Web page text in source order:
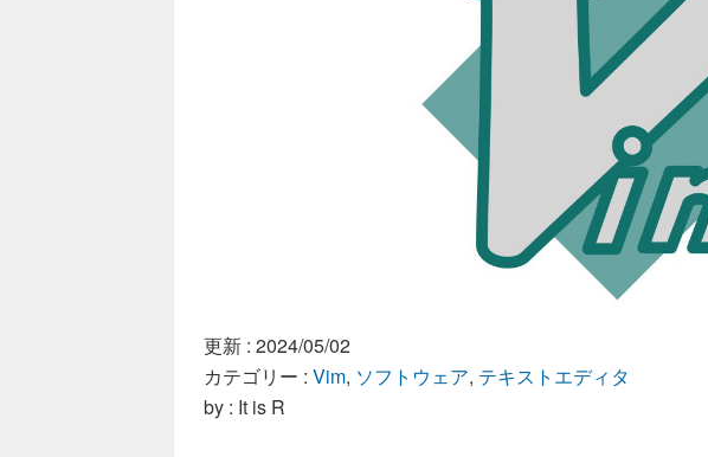
更新 : 2024/05/02
カテゴリー : Vim, ソフトウェア, テキストエディタ
by : It is R